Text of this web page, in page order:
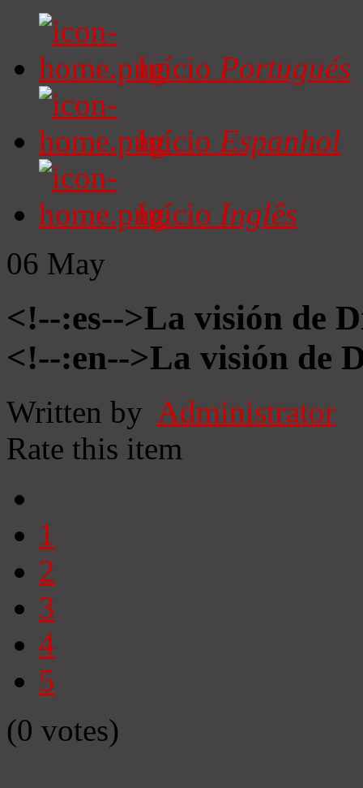
Início Portugués
Início Espanhol
Início Inglês
06 May
<!--:es-->La visión de
<!--:en-->La visión de
Written by Administrator
Rate this item
1
2
3
4
5
(0 votes)